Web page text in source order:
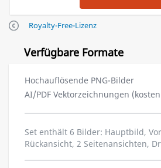
Royalty-Free-Lizenz
Verfügbare Formate
Hochauflösende PNG-Bilder
AI/PDF Vektorzeichnungen
Set enthält 6 Bilder: Hauptbild,
Rückansicht, 2 Seitenansichten,